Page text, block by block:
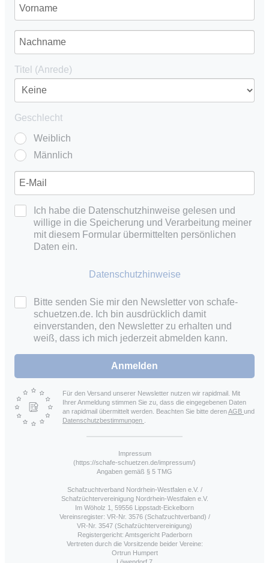
Titel (Anrede)
Geschlecht
Weiblich
Männlich
Ich habe die Datenschutzhinweise gelesen und
willige in die Speicherung und Verarbeitung meiner
mit diesem Formular übermittelten persönlichen
Daten ein.
Datenschutzhinweise
Bitte senden Sie mir den Newsletter von schafe-
schuetzen.de. Ich bin ausdrücklich damit
einverstanden, den Newsletter zu erhalten und
weiß, dass ich mich jederzeit abmelden kann.
Anmelden
Für den Versand unserer Newsletter nutzen wir rapidmail. Mit
Ihrer Anmeldung stimmen Sie zu, dass die eingegebenen Daten
an rapidmail übermittelt werden. Beachten Sie bitte derenAGB und
Datenschutzbestimmungen
Impressum
(https://schafe-schuetzen.de/impressum/)
Angaben gemäß § 5 TMG
Schafzuchtverband Nordrhein-Westfalen e.V. /
Schafzüchtervereinigung Nordrhein-Westfalen e.V.
Im Wöholz 1, 59556 Lippstadt-Eickelborn
Vereinsregister: VR-Nr. 3576 (Schafzuchtverband) /
VR-Nr. 3547 (Schafzüchtervereinigung)
Registergericht: Amtsgericht Paderborn
Vertreten durch die Vorsitzende beider Vereine:
Ortrun Humpert